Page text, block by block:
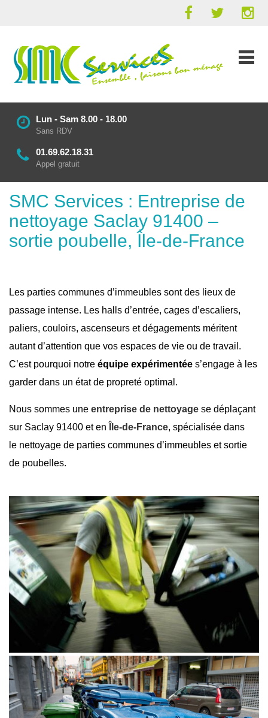
Lun - Sam 8.00 - 18.00
Sans RDV
01.69.62.18.31
Appel gratuit
SMC Services : Entreprise de
nettoyage Saclay 91400 –
sortie poubelle, Île-de-France
Les parties communes d’immeubles sont des lieux de
passage intense. Les halls d’entrée, cages d’escaliers,
paliers, couloirs, ascenseurs et dégagements méritent
autant d’attention que vos espaces de vie ou de travail.
C’est pourquoi notre équipe expérimentée s’engage à les
garder dans un état de propreté optimal.
Nous sommes une entreprise de nettoyage se déplaçant
sur Saclay 91400 et en Île-de-France, spécialisée dans
le nettoyage de parties communes d’immeubles etsortie
de poubelles.